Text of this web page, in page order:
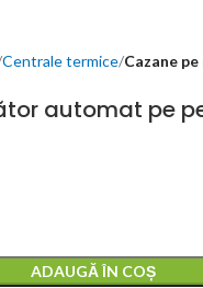
Centrale termice Cazane
automat pe
ADAUGĂ ÎN COȘ